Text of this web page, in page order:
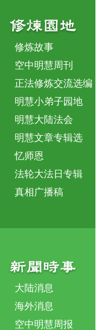
修炼故事
空中明慧周刊
正法修炼交流选编
明慧小弟子园地
明慧大陆法会
明慧文章专辑选
忆师恩
法轮大法日专辑
真相广播稿
大陆消息
海外消息
空中明慧周报